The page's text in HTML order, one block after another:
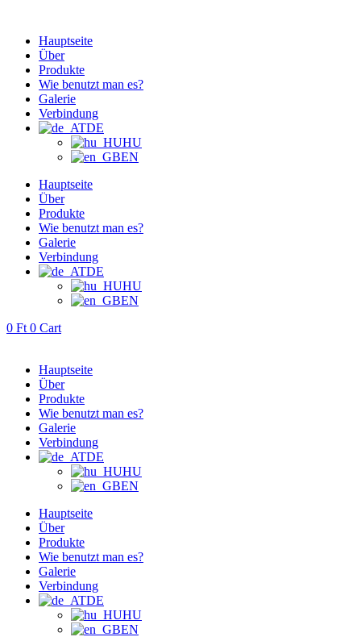
springenHauptseite
Über
Produkte
Wie benutzt man es?
Galerie
Verbindung
DE
HU
EN
Hauptseite
Über
Produkte
Wie benutzt man es?
Galerie
Verbindung
DE
HU
EN
0 Ft 0 Cart
Hauptseite
Über
Produkte
Wie benutzt man es?
Galerie
Verbindung
DE
HU
EN
Hauptseite
Über
Produkte
Wie benutzt man es?
Galerie
Verbindung
DE
HU
EN